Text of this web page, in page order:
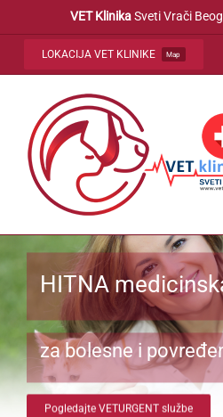
VET KlinikaSveti Vrači
LOKACIJA VET KLINIKE Map
HITNA
za bolesne i
Pogledajte VETURGENT službe